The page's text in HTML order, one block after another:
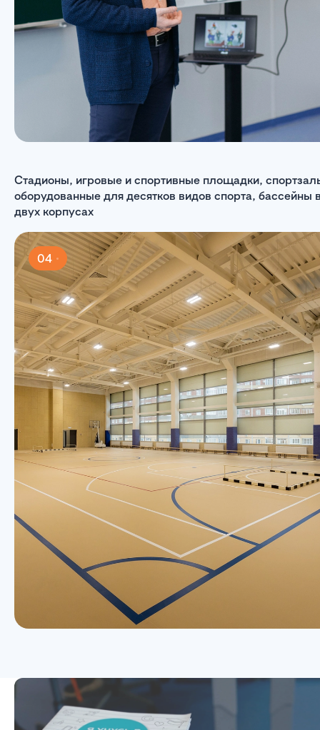
Стадионы, игровые и спортивные площадки,
оборудованные для десятков видов спорта, бассейны
двух корпусах
04